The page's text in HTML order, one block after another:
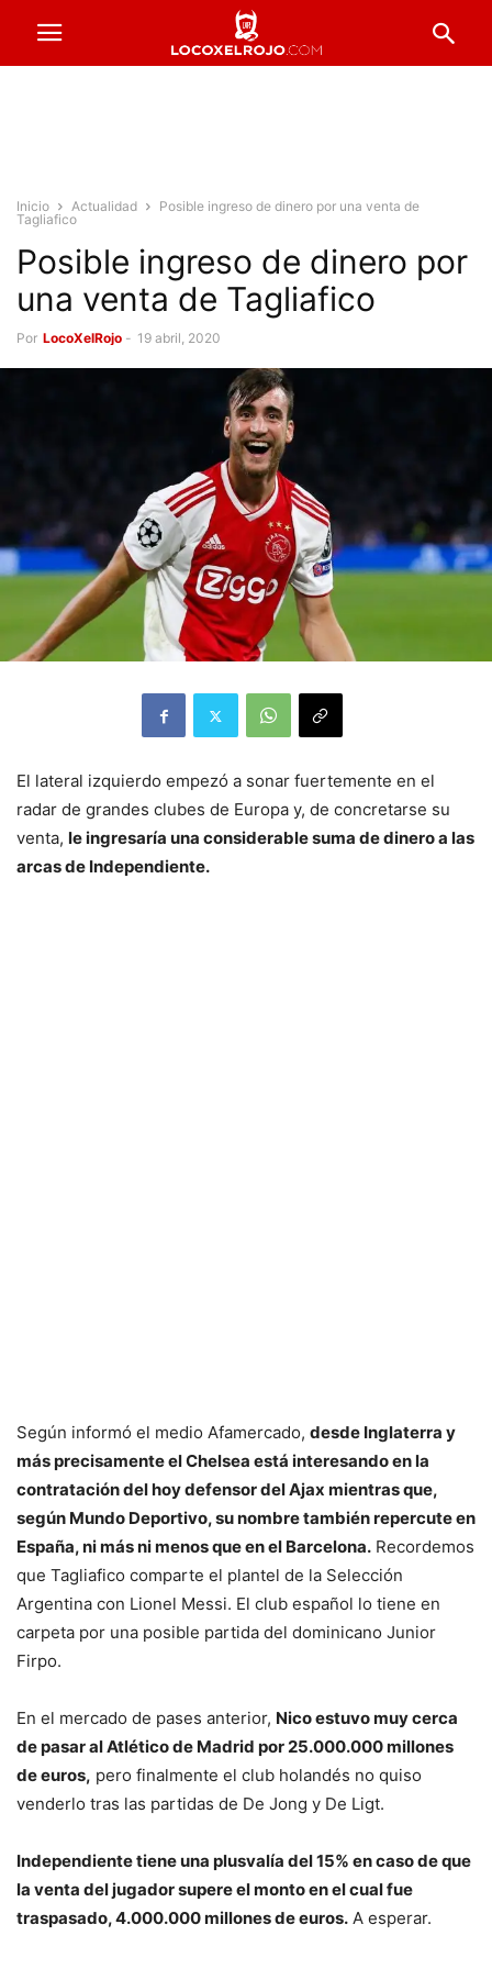
Inicio Actualidad
Posible ingreso de dinero por una venta de
Tagliafico
Posible ingreso de dinero por
una venta de Tagliafico
Por LocoXelRojo - 19 abril, 2020
El lateral izquierdo empezó a sonar fuertemente en el
radar de grandes clubes de Europa y, de concretarse su
venta, le ingresaría una considerable suma de dinero a las
arcas de Independiente.
Según informó el medio Afamercado, desde Inglaterra y
más precisamente el Chelsea está interesando en la
contratación del hoy defensor del Ajax mientras que,
según Mundo Deportivo, su nombre también repercute en
España, ni más ni menos que en el Barcelona. Recordemos
que Tagliafico comparte el plantel de la Selección
Argentina con Lionel Messi. El club español lo tiene en
carpeta por una posible partida del dominicano Junior
Firpo.
En el mercado de pases anterior, Nico estuvo muy cerca
de pasar al Atlético de Madrid por 25.000.000 millones
de euros, pero finalmente el club holandés no quiso
venderlo tras las partidas de De Jong y De Ligt.
Independiente tiene una plusvalía del 15% en caso de que
la venta del jugador supere el monto en el cual fue
traspasado, 4.000.000 millones de euros. A esperar.